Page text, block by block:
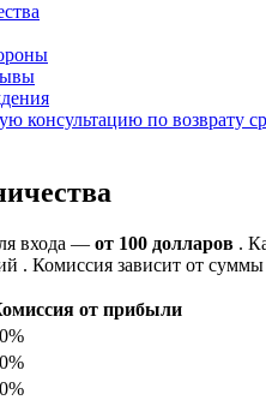
консультацию по возврату
входа — от 100 долларов .
. Комиссия зависит от
от прибыли